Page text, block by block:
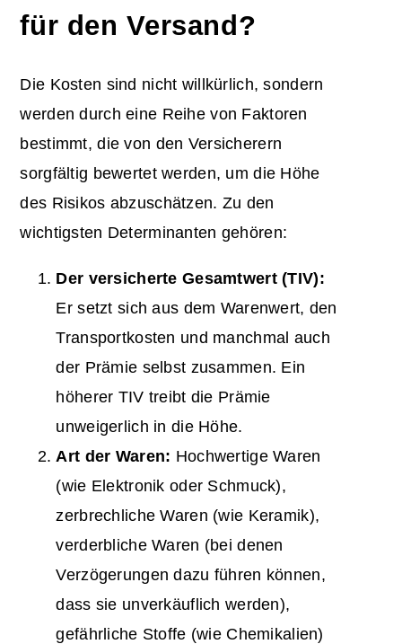
für den Versand?
Die Kosten sind nicht willkürlich, sondern
werden durch eine Reihe von Faktoren
bestimmt, die von den Versicherern
sorgfältig bewertet werden, um die Höhe
des Risikos abzuschätzen. Zu den
wichtigsten Determinanten gehören:
Der versicherteGesamtwert(TIV):
Er setzt sich aus dem Warenwert, den
Transportkosten und manchmal auch
der Prämie selbst zusammen. Ein
höherer TIV treibt die Prämie
unweigerlich in die Höhe.
Art der Waren: Hochwertige Waren
(wie Elektronik oder Schmuck),
zerbrechliche Waren (wie Keramik),
verderbliche Waren (bei denen
Verzögerungen dazu führen können,
dass sie unverkäuflich werden),
gefährliche Stoffe (wie Chemikalien)